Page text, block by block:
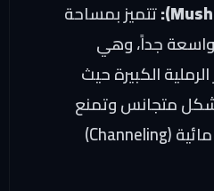
تتميز بمساحة
جداً، وهي
الرملية الكبيرة حيث
متجانس وتمنع
تكون قنوات مائية (Channeling)